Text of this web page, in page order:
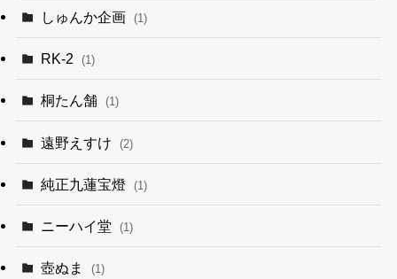
しゅんか企画 (1)
RK-2 (1)
桐たん舗 (1)
遠野えすけ (2)
純正九蓮宝燈 (1)
ニーハイ堂 (1)
壺ぬま (1)